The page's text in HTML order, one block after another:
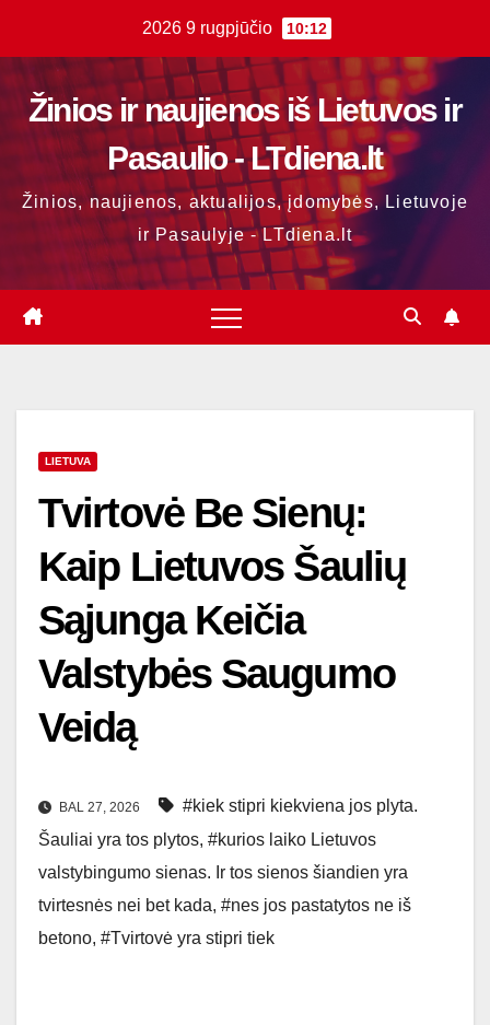
content
2026 9 rugpjūčio 10:12
Žinios ir naujienos iš Lietuvos ir
Pasaulio - LTdiena.lt
Žinios, naujienos, aktualijos, įdomybės, Lietuvoje
ir Pasaulyje - LTdiena.lt
LIETUVA
Tvirtovė Be Sienų:
Kaip Lietuvos Šaulių
Sąjunga Keičia
Valstybės Saugumo
Veidą
BAL 27, 2026
#kiek stipri kiekviena jos plyta.
Šauliai yra tos plytos, #kurios laiko Lietuvos
valstybingumo sienas. Ir tos sienos šiandien yra
tvirtesnės nei bet kada, #nes jos pastatytos ne iš
betono, #Tvirtovė yra stipri tiek